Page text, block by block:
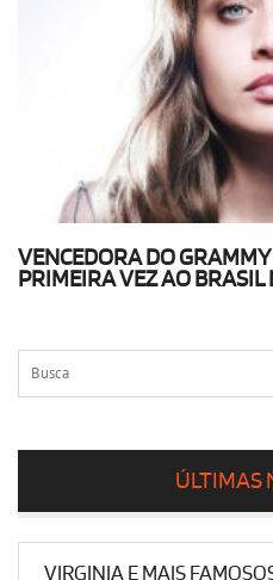
VENCEDORA DO
PRIMEIRA VEZ AO
ÚLTIMAS
VIRGINIA E MAIS